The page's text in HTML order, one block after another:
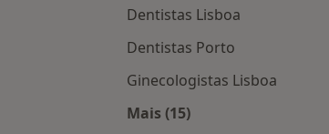
Dentistas Lisboa
Dentistas Porto
Ginecologistas Lisboa
Mais (15)